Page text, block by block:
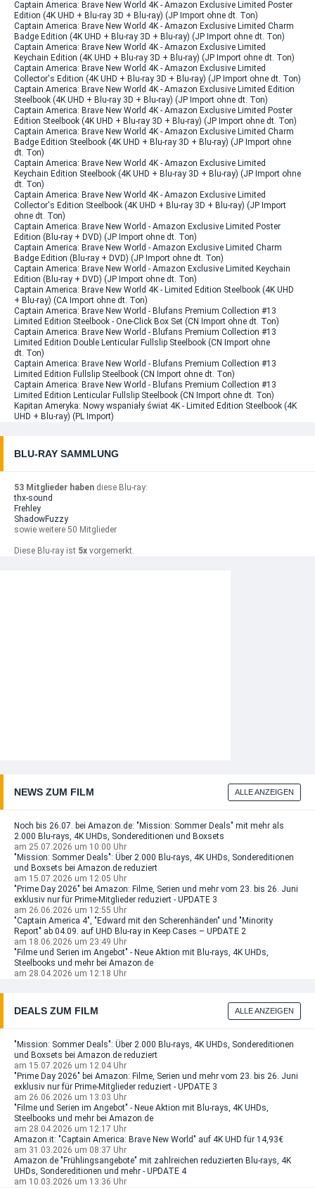
Captain America: Brave New World 4K - Amazon Exclusive Limited Poster
Edition (4K UHD + Blu-ray 3D + Blu-ray) (JP Import ohne dt. Ton)
Captain America: Brave New World 4K - Amazon Exclusive Limited Charm
Badge Edition (4K UHD + Blu-ray 3D + Blu-ray) (JP Import ohne dt. Ton)
Captain America: Brave New World 4K - Amazon Exclusive Limited
Keychain Edition (4K UHD + Blu-ray 3D + Blu-ray) (JP Import ohne dt. Ton)
Captain America: Brave New World 4K - Amazon Exclusive Limited
Collector's Edition (4K UHD + Blu-ray 3D + Blu-ray) (JP Import ohne dt. Ton)
Captain America: Brave New World 4K - Amazon Exclusive Limited Edition
Steelbook (4K UHD + Blu-ray 3D + Blu-ray) (JP Import ohne dt. Ton)
Captain America: Brave New World 4K - Amazon Exclusive Limited Poster
Edition Steelbook (4K UHD + Blu-ray 3D + Blu-ray) (JP Import ohne dt. Ton)
Captain America: Brave New World 4K - Amazon Exclusive Limited Charm
Badge Edition Steelbook (4K UHD + Blu-ray 3D + Blu-ray) (JP Import ohne
dt. Ton)
Captain America: Brave New World 4K - Amazon Exclusive Limited
Keychain Edition Steelbook (4K UHD + Blu-ray 3D + Blu-ray) (JP Import ohne
dt. Ton)
Captain America: Brave New World 4K - Amazon Exclusive Limited
Collector's Edition Steelbook (4K UHD + Blu-ray 3D + Blu-ray) (JP Import
ohne dt. Ton)
Captain America: Brave New World - Amazon Exclusive Limited Poster
Edition (Blu-ray + DVD) (JP Import ohne dt. Ton)
Captain America: Brave New World - Amazon Exclusive Limited Charm
Badge Edition (Blu-ray + DVD) (JP Import ohne dt. Ton)
Captain America: Brave New World - Amazon Exclusive Limited Keychain
Edition (Blu-ray + DVD) (JP Import ohne dt. Ton)
Captain America: Brave New World 4K - Limited Edition Steelbook (4K UHD
+ Blu-ray) (CA Import ohne dt. Ton)
Captain America: Brave New World - Blufans Premium Collection #13
Limited Edition Steelbook - One-Click Box Set (CN Import ohne dt. Ton)
Captain America: Brave New World - Blufans Premium Collection #13
Limited Edition Double Lenticular Fullslip Steelbook (CN Import ohne
dt. Ton)
Captain America: Brave New World - Blufans Premium Collection #13
Limited Edition Fullslip Steelbook (CN Import ohne dt. Ton)
Captain America: Brave New World - Blufans Premium Collection #13
Limited Edition Lenticular Fullslip Steelbook (CN Import ohne dt. Ton)
Kapitan Ameryka: Nowy wspaniały świat 4K - Limited Edition Steelbook (4K
UHD + Blu-ray) (PL Import)
BLU-RAY SAMMLUNG
53 Mitglieder haben diese Blu-ray:
thx-sound
Frehley
ShadowFuzzy
sowie weitere 50 Mitglieder
Diese Blu-ray ist 5x vorgemerkt.
NEWS ZUM FILM ALLE ANZEIGEN
Noch bis 26.07. bei Amazon.de: "Mission: Sommer Deals" mit mehr als
2.000 Blu-rays, 4K UHDs, Sondereditionen und Boxsets
am 25.07.2026 um 10:00 Uhr
"Mission: Sommer Deals": Über 2.000 Blu-rays, 4K UHDs, Sondereditionen
und Boxsets bei Amazon.de reduziert
am 15.07.2026 um 12:05 Uhr
"Prime Day 2026" bei Amazon: Filme, Serien und mehr vom 23. bis 26. Juni
exklusiv nur für Prime-Mitglieder reduziert - UPDATE 3
am 26.06.2026 um 12:55 Uhr
"Captain America 4", "Edward mit den Scherenhänden" und "Minority
Report" ab 04.09. auf UHD Blu-ray in Keep Cases – UPDATE 2
am 18.06.2026 um 23:49 Uhr
"Filme und Serien im Angebot" - Neue Aktion mit Blu-rays, 4K UHDs,
Steelbooks und mehr bei Amazon.de
am 28.04.2026 um 12:18 Uhr
DEALS ZUM FILM ALLE ANZEIGEN
"Mission: Sommer Deals": Über 2.000 Blu-rays, 4K UHDs, Sondereditionen
und Boxsets bei Amazon.de reduziert
am 15.07.2026 um 12:04 Uhr
"Prime Day 2026" bei Amazon: Filme, Serien und mehr vom 23. bis 26. Juni
exklusiv nur für Prime-Mitglieder reduziert - UPDATE 3
am 26.06.2026 um 13:03 Uhr
"Filme und Serien im Angebot" - Neue Aktion mit Blu-rays, 4K UHDs,
Steelbooks und mehr bei Amazon.de
am 28.04.2026 um 12:17 Uhr
Amazon.it: "Captain America: Brave New World" auf 4K UHD für 14,93€
am 31.03.2026 um 08:37 Uhr
Amazon.de "Frühlingsangebote" mit zahlreichen reduzierten Blu-rays, 4K
UHDs, Sondereditionen und mehr - UPDATE 4
am 10.03.2026 um 13:36 Uhr